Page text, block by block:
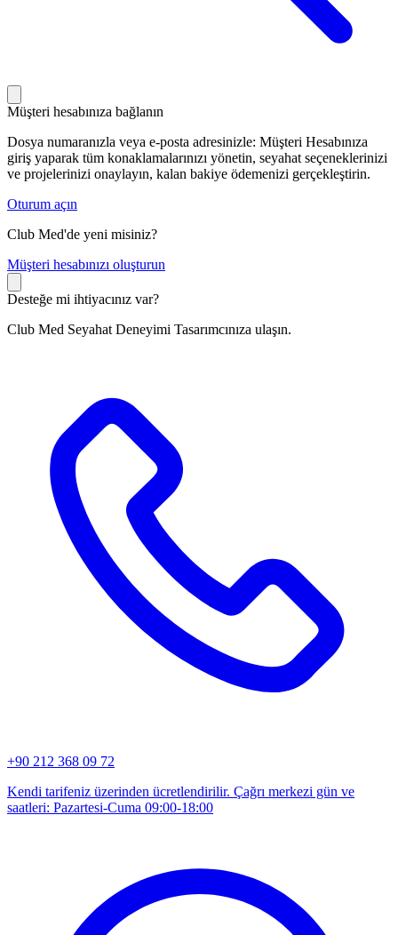
Müşteri hesabınıza bağlanın
Dosya numaranızla veya e-posta adresinizle: Müşteri Hesabınıza
giriş yaparak tüm konaklamalarınızı yönetin, seyahat seçeneklerinizi
ve projelerinizi onaylayın, kalan bakiye ödemenizi gerçekleştirin.
Oturum açın
Club Med'de yeni misiniz?
Müşteri hesabınızı oluşturun
Desteğe mi ihtiyacınız var?
Club Med Seyahat Deneyimi Tasarımcınıza ulaşın.
+90 212 368 09 72
Kendi tarifeniz üzerinden ücretlendirilir. Çağrı merkezi gün ve
saatleri: Pazartesi-Cuma 09:00-18:00